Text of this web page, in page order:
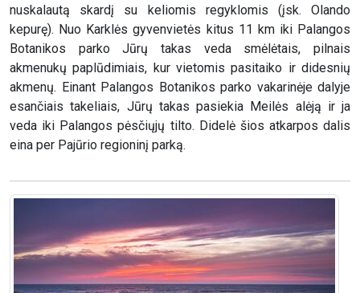
nuskalautą skardį su keliomis regyklomis (įsk. Olando
kepurę). Nuo Karklės gyvenvietės kitus 11 km iki Palangos
Botanikos parko Jūrų takas veda smėlėtais, pilnais
akmenukų paplūdimiais, kur vietomis pasitaiko ir didesnių
akmenų. Einant Palangos Botanikos parko vakarinėje dalyje
esančiais takeliais, Jūrų takas pasiekia Meilės alėją ir ja
veda iki Palangos pėsčiųjų tilto. Didelė šios atkarpos dalis
eina per Pajūrio regioninį parką.